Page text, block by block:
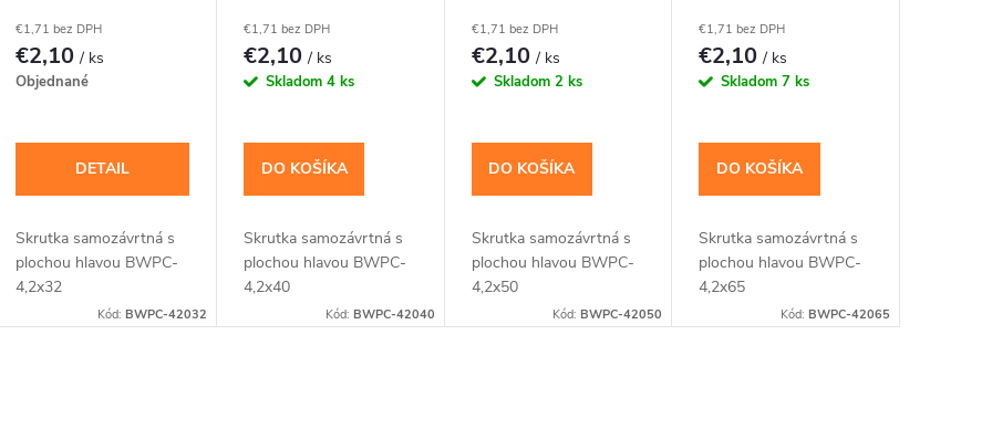
4,2x32(25ks)
€1,71 bez DPH
€2,10/ ks
Objednané
DETAIL
Skrutka samozávrtná s
plochou hlavou BWPC-
4,2x32
Kód: BWPC-42032
4,2x40(20ks)
€1,71 bez DPH
€2,10/ ks
Skladom 4 ks
DO KOŠÍKA
Skrutka samozávrtná s
plochou hlavou BWPC-
4,2x40
Kód: BWPC-42040
4,2x50(15ks)
€1,71 bez DPH
€2,10/ ks
Skladom 2 ks
DO KOŠÍKA
Skrutka samozávrtná s
plochou hlavou BWPC-
4,2x50
Kód:BWPC-42050
4,2x65(12ks)
€1,71 bez DPH
€2,10/ ks
Skladom7 ks
DO KOŠÍKA
Skrutka samozávrtná s
plochou hlavou BWPC-
4,2x65
Kód: BWPC-42065